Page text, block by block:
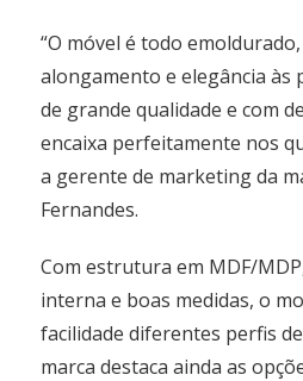
“O móvel é todo
alongamento e elegância às
de grande qualidade e com
encaixa perfeitamente nos
a gerente de marketing da
Fernandes.
Com estrutura em MDF/
interna e boas medidas, o
facilidade diferentes perfis
marca destaca ainda as